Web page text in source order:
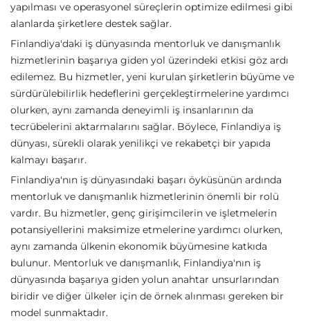
yapılması ve operasyonel süreçlerin optimize edilmesi gibi
alanlarda şirketlere destek sağlar.
Finlandiya'daki iş dünyasında mentorluk ve danışmanlık
hizmetlerinin başarıya giden yol üzerindeki etkisi göz ardı
edilemez. Bu hizmetler, yeni kurulan şirketlerin büyüme ve
sürdürülebilirlik hedeflerini gerçekleştirmelerine yardımcı
olurken, aynı zamanda deneyimli iş insanlarının da
tecrübelerini aktarmalarını sağlar. Böylece, Finlandiya iş
dünyası, sürekli olarak yenilikçi ve rekabetçi bir yapıda
kalmayı başarır.
Finlandiya'nın iş dünyasındaki başarı öyküsünün ardında
mentorluk ve danışmanlık hizmetlerinin önemli bir rolü
vardır. Bu hizmetler, genç girişimcilerin ve işletmelerin
potansiyellerini maksimize etmelerine yardımcı olurken,
aynı zamanda ülkenin ekonomik büyümesine katkıda
bulunur. Mentorluk ve danışmanlık, Finlandiya'nın iş
dünyasında başarıya giden yolun anahtar unsurlarından
biridir ve diğer ülkeler için de örnek alınması gereken bir
model sunmaktadır.